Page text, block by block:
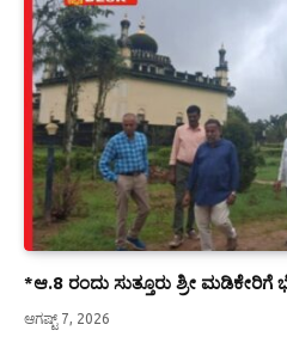
*ಆ.8 ರಂದು ಸುತ್ತೂರು ಶ್ರೀ ಮಡಿಕೇರಿಗೆ
ಆಗಷ್ಟ್ 7, 2026